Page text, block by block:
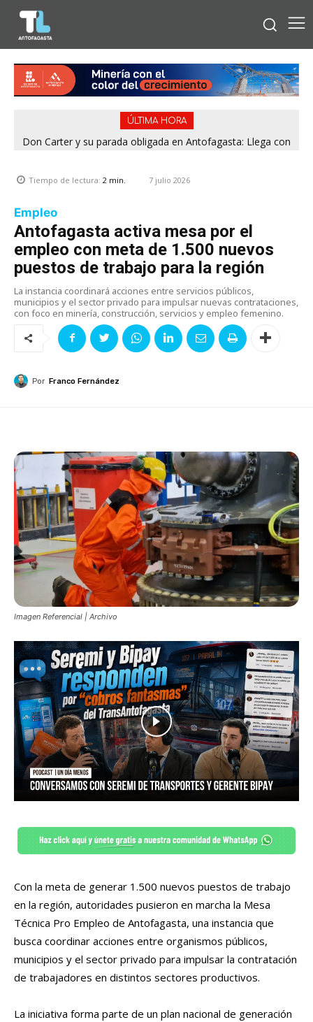
ÚLTIMA HORA
Don Carter y su parada obligada en Antofagasta: Llega con
Tiempo de lectura: 2 min. 7 julio 2026
Empleo
Antofagasta activa mesa por el
empleo con meta de 1.500 nuevos
puestos de trabajo para la región
La instancia coordinará acciones entre servicios públicos,
municipios y el sector privado para impulsar nuevas contrataciones,
con foco en minería, construcción, servicios y empleo femenino.
Por Franco Fernández
Imagen Referencial | Archivo
Con la meta de generar 1.500 nuevos puestos de trabajo
en la región, autoridades pusieron en marcha la Mesa
Técnica Pro Empleo de Antofagasta, una instancia que
busca coordinar acciones entre organismos públicos,
municipios y el sector privado para impulsar la contratación
de trabajadores en distintos sectores productivos.
La iniciativa forma parte de un plan nacional de generación